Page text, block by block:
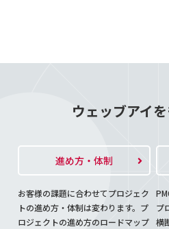
ウェッブアイ
進め方・体制
お客様の課題に合わせてプロジェク
トの進め方・体制は変わります。プ
ロジェクトの進め方のロードマップ
プ
横